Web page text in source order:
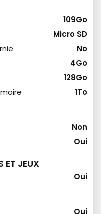
109Go
Micro SD
No
4Go
128Go
1To
Non
Oui
ET JEUX
Oui
Oui